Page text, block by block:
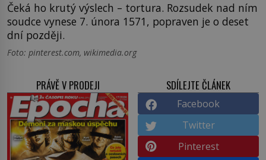
Čeká ho krutý výslech – tortura. Rozsudek nad ním
soudce vynese 7. února 1571, popraven je o deset
dní později.
Foto: pinterest.com, wikimedia.org
PRÁVĚ V PRODEJI SDÍLEJTE ČLÁNEK
Facebook
Twitter
Pinterest